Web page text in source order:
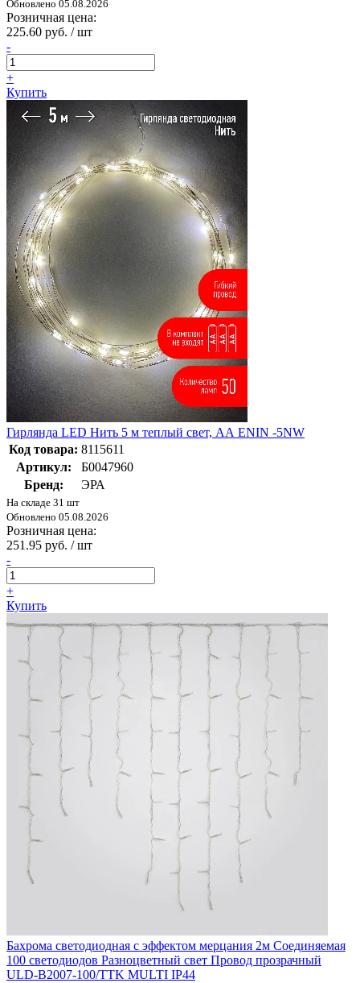
Обновлено 05.08.2026
Розничная цена:
225.60 руб. / шт
-
+
Купить
Гирлянда LED Нить 5 м теплый свет, АА ENIN -5NW
Код товара: 8115611
Артикул:
Б0047960
Бренд:
ЭРА
На складе 31 шт
Обновлено 05.08.2026
Розничная цена:
251.95 руб. / шт
-
+
Купить
Бахрома светодиодная с эффектом мерцания 2м Соединяемая
100 светодиодов Разноцветный свет Провод прозрачный
ULD-B2007-100/TTK MULTI IP44